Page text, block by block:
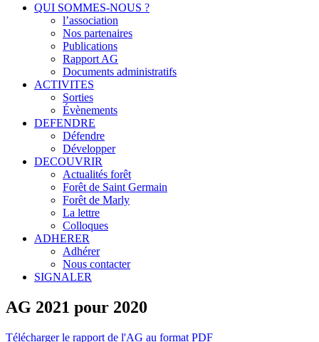
QUI SOMMES-NOUS ?
l’association
Nos partenaires
Publications
Rapport AG
Documents administratifs
ACTIVITES
Sorties
Évènements
DEFENDRE
Défendre
Développer
DECOUVRIR
Actualités forêt
Forêt de Saint Germain
Forêt de Marly
La lettre
Colloques
ADHERER
Adhérer
Nous contacter
SIGNALER
AG 2021 pour 2020
Télécharger le rapport de l'AG au format PDF